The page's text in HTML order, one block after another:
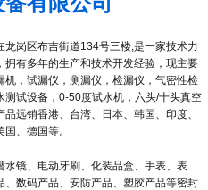
岗区布吉街道134号三楼,是一家技术力
有多年的生产和技术开发经验，现主要
，试漏仪，测漏仪，检漏仪，气密性检
试设备，0-50度试水机，六头/十头真空
远销香港、台湾、日本、韩国、印度、
、德国等。
镜、电动牙刷、化装品盒、手表、表
数码产品、安防产品、塑胶产品等密封